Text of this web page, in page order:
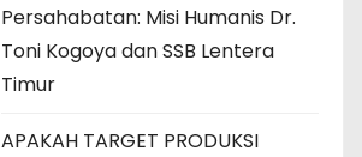
Persahabatan: Misi Humanis Dr.
Toni Kogoya dan SSB Lentera
Timur
APAKAH TARGET PRODUKSI